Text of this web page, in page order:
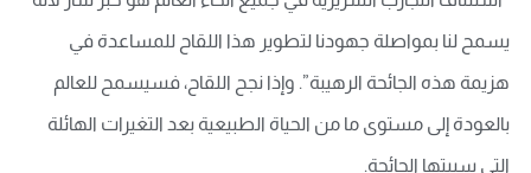
يسمح لنا بمواصلة جهودنا لتطوير هذا اللقاح للمساعدة في
هزيمة هذه الجائحة الرهيبة”. وإذا نجح اللقاح، فسيسمح للعالم
بالعودة إلى مستوى ما من الحياة الطبيعية بعد التغيرات الهائلة
التي سببتها الجائحة.